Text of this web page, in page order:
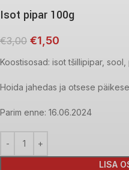
Isot pipar 100g
€3,00 €1,50
Koostisosad: isot tšillipipar, sool,
Hoida jahedas ja otsese
Parim enne: 16.06.2024
LISA